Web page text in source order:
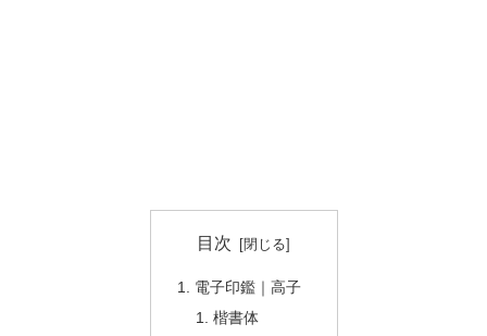
目次
電子印鑑｜高子
楷書体